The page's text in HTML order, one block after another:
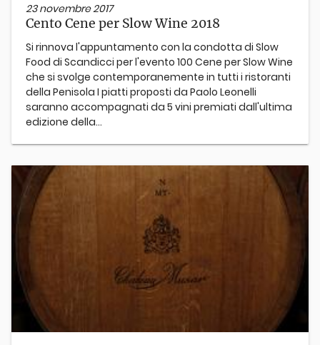
23 novembre 2017
Cento Cene per Slow Wine 2018
Si rinnova l'appuntamento con la condotta di Slow
Food di Scandicci per l'evento 100 Cene per Slow Wine
che si svolge contemporanemente in tutti i ristoranti
della Penisola I piatti proposti da Paolo Leonelli
saranno accompagnati da 5 vini premiati dall'ultima
edizione della...